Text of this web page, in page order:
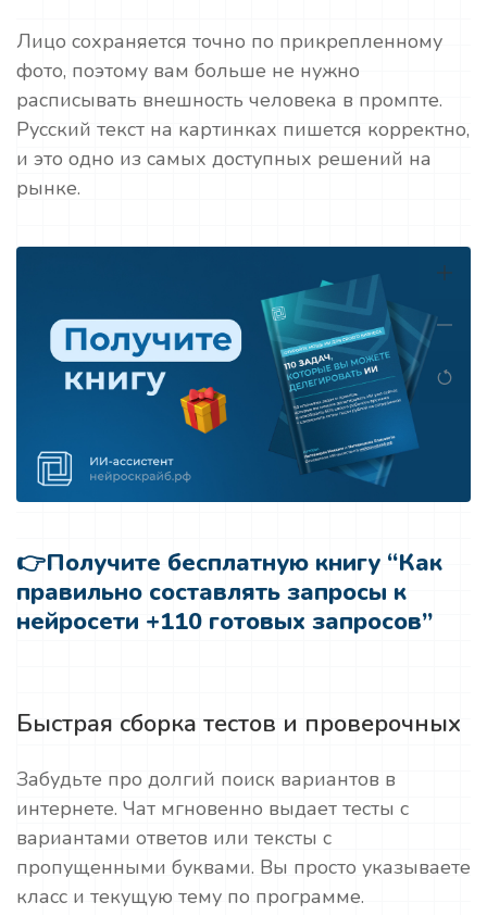
Лицо сохраняется точно по прикрепленному
фото, поэтому вам больше не нужно
расписывать внешность человека в промпте.
Русский текст на картинках пишется корректно,
и это одно из самых доступных решений на
рынке.
👉Получите бесплатную книгу “Как
правильно составлять запросы к
нейросети +110 готовых запросов”
Быстрая сборка тестов и проверочных
Забудьте про долгий поиск вариантов в
интернете. Чат мгновенно выдает тесты с
вариантами ответов или тексты с
пропущенными буквами. Вы просто указываете
класс и текущую тему по программе.